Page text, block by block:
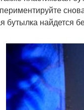
бутылка найдется